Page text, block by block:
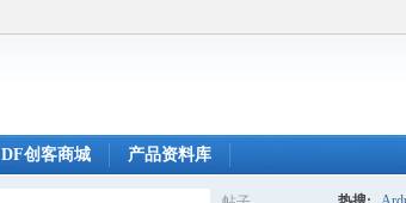
DF创客商城 产品资料库